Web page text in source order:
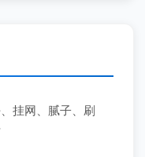
挂网、腻子、刷